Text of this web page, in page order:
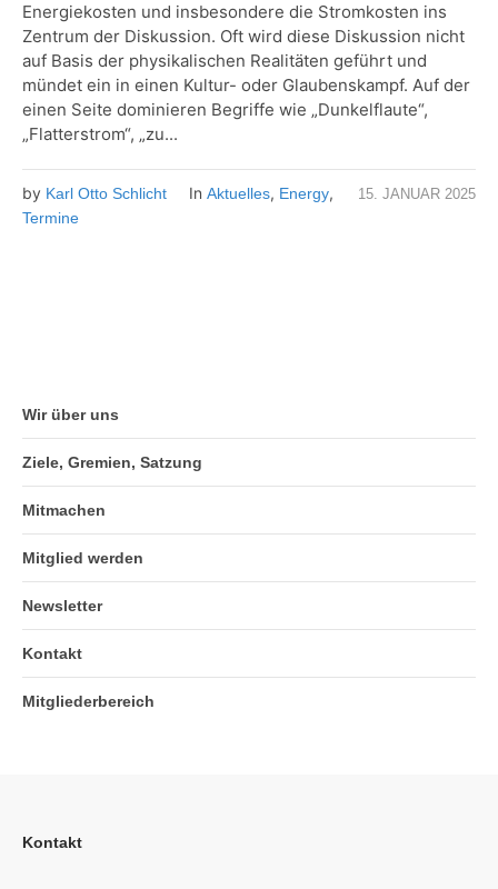
Energiekosten und insbesondere die Stromkosten ins
Zentrum der Diskussion. Oft wird diese Diskussion nicht
auf Basis der physikalischen Realitäten geführt und
mündet ein in einen Kultur- oder Glaubenskampf. Auf der
einen Seite dominieren Begriffe wie „Dunkelflaute“,
„Flatterstrom“, „zu...
15. JANUAR 2025
by Karl Otto Schlicht In Aktuelles, Energy,
Termine
Wir über uns
Ziele, Gremien, Satzung
Mitmachen
Mitglied werden
Newsletter
Kontakt
Mitgliederbereich
Kontakt